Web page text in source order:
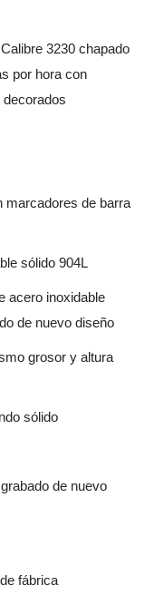
3230 chapado
por hora con
marcadores de barra
sólido 904L
acero inoxidable
de nuevo diseño
grosor y altura
sólido
de nuevo
fábrica